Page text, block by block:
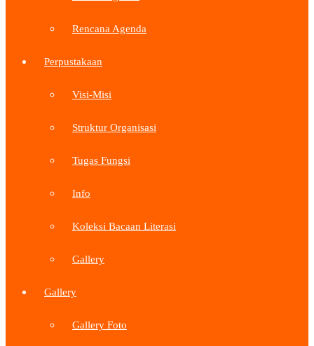
Rencana Agenda
Perpustakaan
Visi-Misi
Struktur Organisasi
Tugas Fungsi
Info
Koleksi Bacaan Literasi
Gallery
Gallery
Gallery Foto